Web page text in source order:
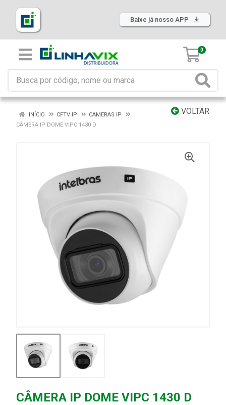
Baixe já nosso APP
0
VOLTAR
INÍCIO CFTV IP
CAMERAS IP
CÂMERA IP DOME VIPC 1430 D
CÂMERA IP DOME VIPC 1430 D